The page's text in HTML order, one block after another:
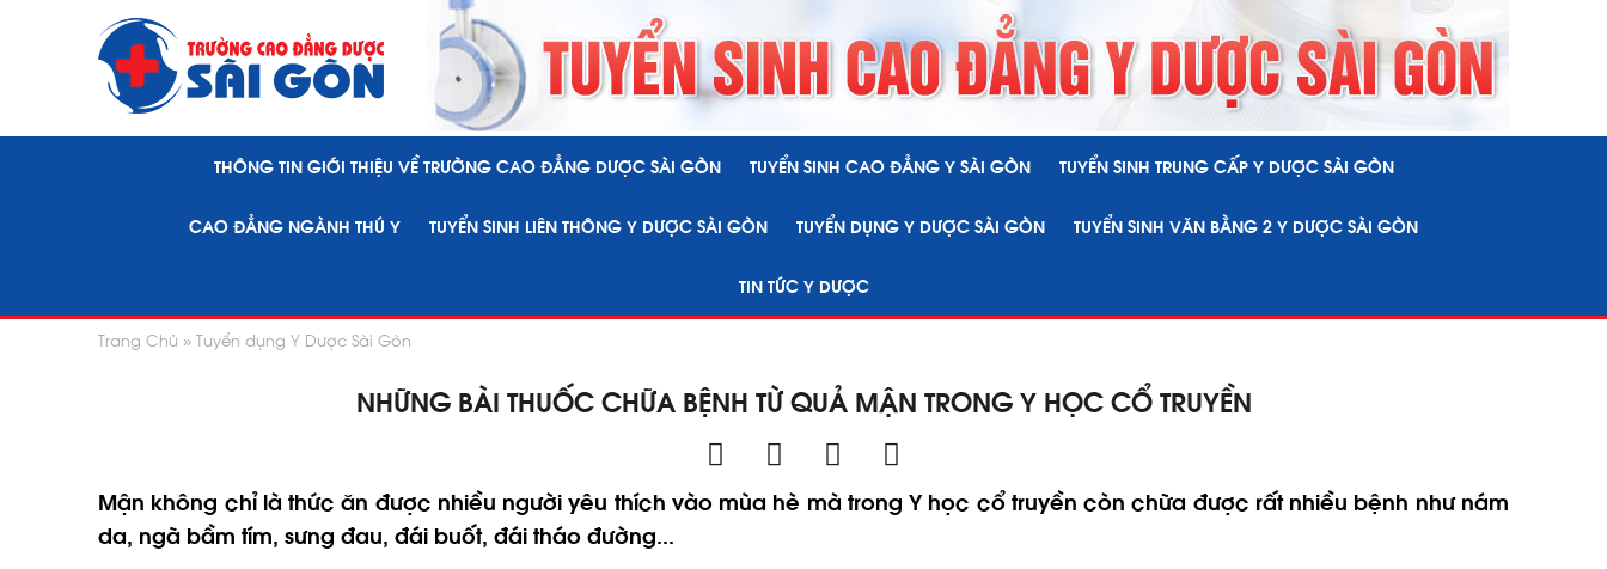
THÔNG TIN GIỚI THIỆU VỀ TRƯỜNG CAO ĐẲNG DƯỢC SÀI GÒN TUYỂN SINH CAO ĐẲNG Y SÀI GÒN TUYỂN SINH TRUNG CẤP Y DƯỢC SÀI GÒN
CAO ĐẲNG NGÀNH THÚ Y TUYỂN SINH LIÊN THÔNG Y DƯỢC SÀI GÒN TUYỂN DỤNG Y DƯỢC SÀI GÒN TUYỂN SINH VĂN BẰNG 2 Y DƯỢC SÀI GÒN
TIN TỨC Y DƯỢC
Trang Chủ Tuyển dụng Y Dược Sài Gòn
NHỮNG BÀI THUỐC CHỮA BỆNH TỪ QUẢ MẬN TRONG Y HỌC CỔ TRUYỀN
Mận không chỉ là thức ăn được nhiều người yêu thích vào mùa hè mà trong Y học cổ truyền còn chữa được rất nhiều bệnh như nám
da, ngã bầm tím, sưng đau, đái buốt, đái tháo đường...